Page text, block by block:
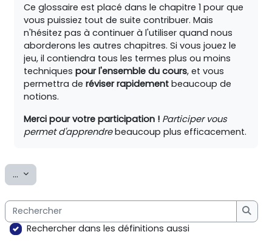
Ce glossaire est placé dans le chapitre 1 pour que
vous puissiez tout de suite contribuer. Mais
n'hésitez pas à continuer à l'utiliser quand nous
aborderons les autres chapitres. Si vous jouez le
jeu, il contiendra tous les termes plus ou moins
techniques pour l'ensemble du cours, et vous
permettra de réviser rapidement beaucoup de
notions.
Merci pour votre participation ! Participer vous
permet d'apprendrebeaucoup plus efficacement.
... Exporter des articles
Rechercher
Rechercher dans les définitions aussi